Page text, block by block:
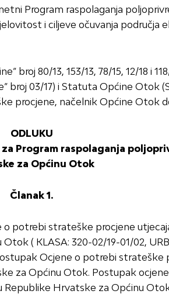
Program raspolaganja
i ciljeve očuvanja područja
broj 80/13, 153/13, 78/15, 12/18 i
broj 03/17) i Statuta Općine Otok
procjene, načelnik Općine Otok
ODLUKU
Program raspolaganja
za Općinu Otok
Članak 1.
potrebi strateške procjene
( KLASA: 320-02/19-01/02,
Ocjene o potrebi strateške
za Općinu Otok. Postupak
Hrvatske za Općinu